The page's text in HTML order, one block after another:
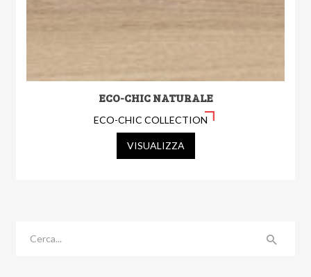
ECO-CHIC NATURALE
ECO-CHIC COLLECTION
VISUALIZZA